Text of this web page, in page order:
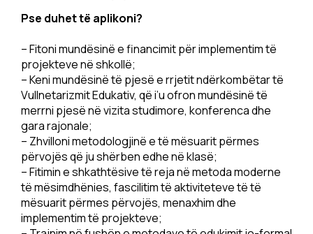
Pse duhet të aplikoni?
– Fitoni mundësinë e financimit për implementim të
projekteve në shkollë;
– Keni mundësinë të pjesë e rrjetit ndërkombëtar të
Vullnetarizmit Edukativ, që i’u ofron mundësinë të
merrni pjesë në vizita studimore, konferenca dhe
gara rajonale;
– Zhvilloni metodologjinë e të mësuarit përmes
përvojës që ju shërben edhe në klasë;
– Fitimin e shkathtësive të reja në metoda moderne
të mësimdhënies, fascilitim të aktiviteteve të të
mësuarit përmes përvojës, menaxhim dhe
implementim të projekteve;